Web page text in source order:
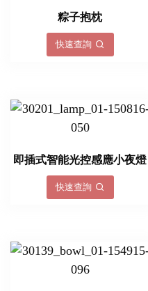
粽子抱枕
快速查詢
即插式智能光控感應小夜燈
快速查詢